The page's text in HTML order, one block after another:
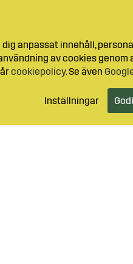
anpassat innehåll,
av cookies
cookiepolicy. Se även
Inställningar